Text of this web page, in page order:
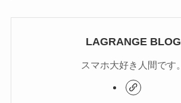
LAGRANGE BLOG
スマホ大好き人間です。